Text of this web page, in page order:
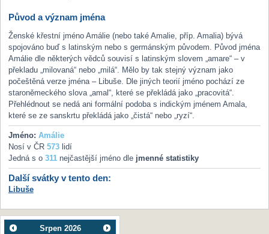
Původ a význam jména
Ženské křestní jméno Amálie (nebo také Amalie, příp. Amalia) bývá
spojováno buď s latinským nebo s germánským původem. Původ jména
Amálie dle některých vědců souvisí s latinským slovem „amare“ – v
překladu „milovaná“ nebo „milá“. Mělo by tak stejný význam jako
počeštěná verze jména – Libuše. Dle jiných teorií jméno pochází ze
staroněmeckého slova „amal“, které se překládá jako „pracovitá“.
Přehlédnout se nedá ani formální podoba s indickým jménem Amala,
které se ze sanskrtu překládá jako „čistá“ nebo „ryzí“.
Jméno: Amálie
Nosí v ČR 573lidí
Jedná s o 311nejčastější jméno dle jmenné statistiky
Další svátky v tento den:
Libuše
Srpen 2026